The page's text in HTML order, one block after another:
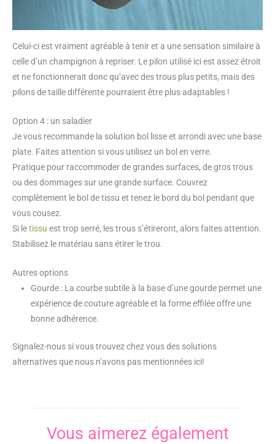
Celui-ci est vraiment agréable à tenir et a une sensation similaire à
celle d’un champignon à repriser. Le pilon utilisé ici est assez étroit
et ne fonctionnerait donc qu’avec des trous plus petits, mais des
pilons de taille différente pourraient être plus adaptables !
Option 4 : un saladier
Je vous recommande la solution bol lisse et arrondi avec une base
plate. Faites attention si vous utilisez un bol en verre.
Pratique pour raccommoder de grandes surfaces, de gros trous
ou des dommages sur une grande surface. Couvrez
complètement le bol de tissu et tenez le bord du bol pendant que
vous cousez.
Si letissu est trop serré, les trous s’étireront, alors faites attention.
Stabilisez le matériau sans étirer le trou.
Autres options
Gourde : La courbe subtile à la base d’une gourde permet une
expérience de couture agréable et la forme effilée offre une
bonne adhérence.
Signalez-nous si vous trouvez chez vous des solutions
alternatives que nous n’avons pas mentionnées ici!
Vous aimerez également